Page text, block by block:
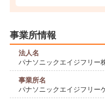
事業所情報
法人名
パナソニックエイジフリー
事業所名
パナソニックエイジフリー